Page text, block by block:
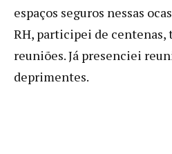
espaços seguros nessas
RH, participei de centenas,
reuniões. Já presenciei
deprimentes.